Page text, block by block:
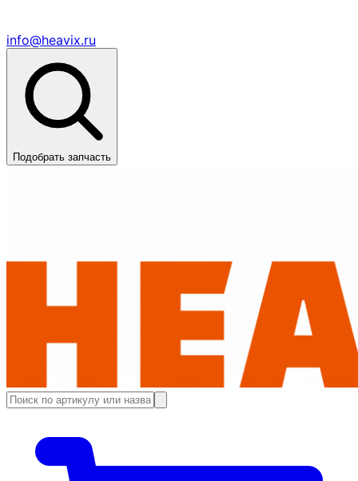
info@heavix.ru
Подобрать запчасть